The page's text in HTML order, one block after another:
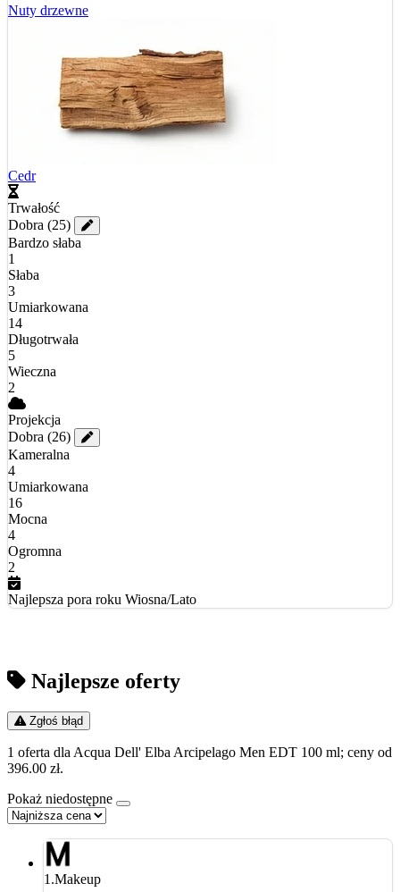
Nuty drzewne
Cedr
Trwałość
Dobra (25)
Bardzo słaba
1
Słaba
3
Umiarkowana
14
Długotrwała
5
Wieczna
2
Projekcja
Dobra (26)
Kameralna
4
Umiarkowana
16
Mocna
4
Ogromna
2
Najlepsza pora roku Wiosna/Lato
Najlepsze oferty
Zgłoś błąd
1 oferta dla Acqua Dell' Elba Arcipelago Men EDT 100 ml; ceny od
396.00 zł.
Pokaż niedostępne
1.Makeup